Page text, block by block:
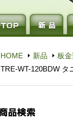
HOME 新品 板
TRE-WT-120BDW タ